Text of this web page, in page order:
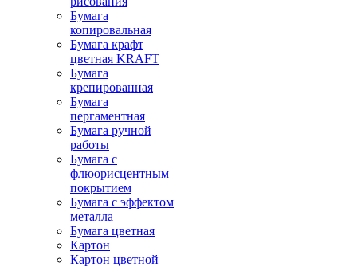
Бумага
копировальная
Бумага крафт
цветная KRAFT
Бумага
крепированная
Бумага
пергаментная
Бумага ручной
работы
Бумага с
флюорисцентным
покрытием
Бумага с эффектом
металла
Бумага цветная
Картон
Картон цветной